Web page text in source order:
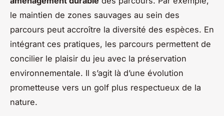
le maintien de zones sauvages au sein des
parcours peut accroître la diversité des espèces. En
intégrant ces pratiques, les parcours permettent de
concilier le plaisir du jeu avec la préservation
environnementale. Il s’agit là d’une évolution
prometteuse vers un golf plus respectueux de la
nature.